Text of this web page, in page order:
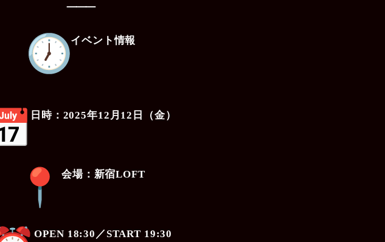
⸻
イベント情報
日時：2025年12月12日（金）
会場：新宿LOFT
OPEN 18:30／START 19:30